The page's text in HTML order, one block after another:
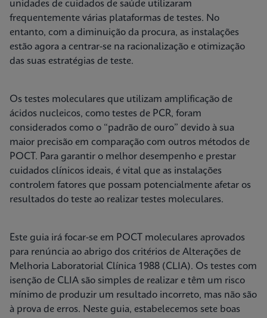
unidades de cuidados de saúde utilizaram
frequentemente várias plataformas de testes. No
entanto, com a diminuição da procura, as instalações
estão agora a centrar-se na racionalização e otimização
das suas estratégias de teste.
Os testes moleculares que utilizam amplificação de
ácidos nucleicos, como testes de PCR, foram
considerados como o “padrão de ouro” devido à sua
maior precisão em comparação com outros métodos de
POCT. Para garantir o melhor desempenho e prestar
cuidados clínicos ideais, é vital que as instalações
controlem fatores que possam potencialmente afetar os
resultados do teste ao realizar testes moleculares.
Este guia irá focar-se em POCT moleculares aprovados
para renúncia ao abrigo dos critérios de Alterações de
Melhoria Laboratorial Clínica 1988 (CLIA). Os testes com
isenção de CLIA são simples de realizar e têm um risco
mínimo de produzir um resultado incorreto, mas não são
à prova de erros. Neste guia, estabelecemos sete boas